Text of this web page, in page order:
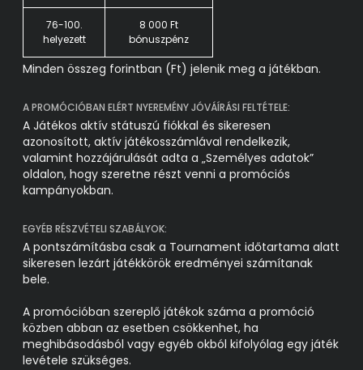
76-100.
helyezett
8 000 Ft
bónuszpénz
Minden összeg forintban (Ft) jelenik meg a játékban.
A PROMÓCIÓBAN ELÉRT NYEREMÉNY JÓVÁÍRÁSI FELTÉTELE:
A Játékos aktív státuszú fiókkal és sikeresen
azonosított, aktív játékosszámlával rendelkezik,
valamint hozzájárulását adta a „Személyes adatok”
oldalon, hogy szeretne részt venni a promóciós
kampányokban.
EGYÉB RÉSZVÉTELI SZABÁLYOK:
A pontszámításba csak a Tournament időtartama alatt
sikeresen lezárt játékkörök eredményei számítanak
bele.
A promócióban szereplő játékok száma a promóció
közben abban az esetben csökkenhet, ha
meghibásodásból vagy egyéb okból kifolyólag egy játék
levétele szükséges.